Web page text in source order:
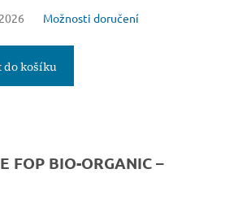
Možnosti doručení
do košíku
FOP BIO-ORGANIC –